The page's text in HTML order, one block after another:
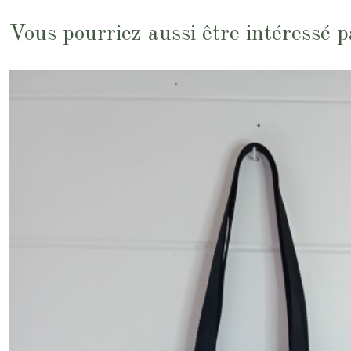
Vous pourriez aussi être intéressé